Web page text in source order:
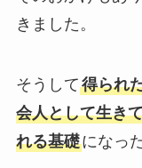
きました。
そうして得られ
会人として生き
れる基礎になっ